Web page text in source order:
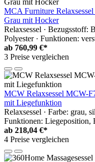
MCA Furniture
Grau mit Hocker
Relaxsessel · Bezugsstoff:
Polyester · Funktionen:
ab 760,99 €*
3 Preise vergleichen
MCW Relaxsessel MCW-
mit Liegefunktion
Relaxsessel · Farbe: grau,
Funktionen: Liegeposition,
ab 218,04 €*
4 Preise vergleichen